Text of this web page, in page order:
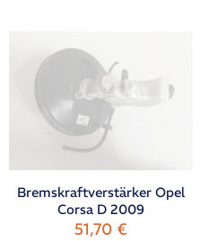
Bremskraftverstärker Opel
Corsa D 2009
51,70€